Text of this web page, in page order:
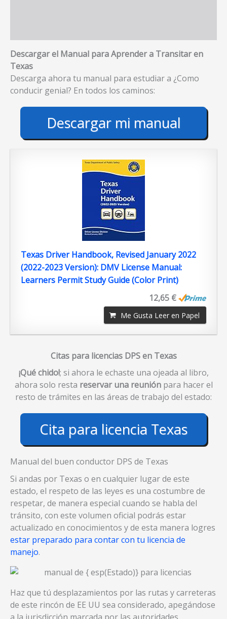
Descargar el Manual para Aprender a Transitar en
Texas
Descarga ahora tu manual para estudiar a ¿Como
conducir genial? En todos los caminos:
Descargar mi manual
Texas Driver Handbook, Revised January 2022
(2022-2023 Version): DMV License Manual:
Learners Permit Study Guide (Color Print)
12,65 €
Me Gusta Leer en Papel
Citas para licencias DPS en Texas
¡Qué chido!; si ahora le echaste una ojeada al libro,
ahora solo resta reservar una reuniónpara hacer el
resto de trámites en las áreas de trabajo del estado:
Cita para licencia Texas
Manual del buen conductor DPS de Texas
Si andas por Texas o en cualquier lugar de este
estado, el respeto de las leyes es una costumbre de
respetar, de manera especial cuando se habla del
tránsito, con este volumen oficial podrás estar
actualizado en conocimientos y de esta manera logres
estar preparado para contar con tu licencia de
manejo.
Haz que tú desplazamientos por las rutas y carreteras
de este rincón de EE UU sea considerado, apegándose